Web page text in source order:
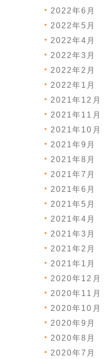
2022年6月
2022年5月
2022年4月
2022年3月
2022年2月
2022年1月
2021年12月
2021年11月
2021年10月
2021年9月
2021年8月
2021年7月
2021年6月
2021年5月
2021年4月
2021年3月
2021年2月
2021年1月
2020年12月
2020年11月
2020年10月
2020年9月
2020年8月
2020年7月